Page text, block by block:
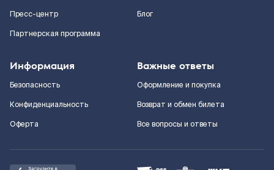
Пресс-центр
Партнерская программа
Блог
Информация
Безопасность
Конфиденциальность
Оферта
Важные ответы
Оформление и покупка
Возврат и обмен билета
Все вопросы и ответы